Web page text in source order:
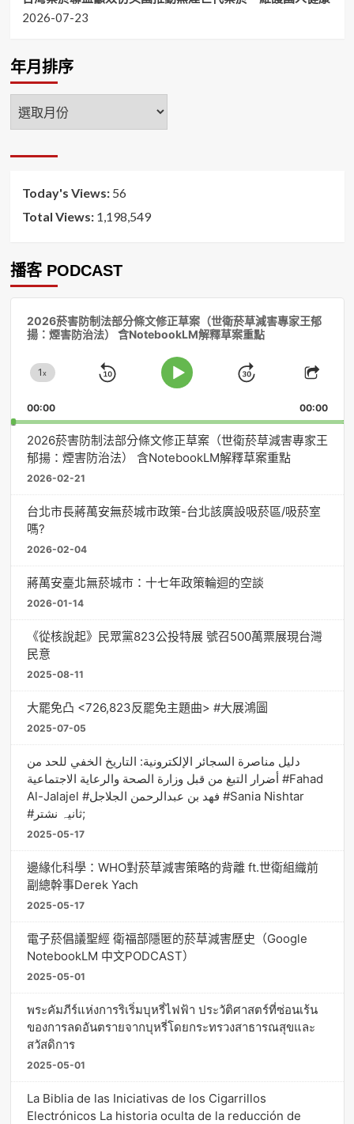
2026-07-23
年月排序
年
月
序
Today's Views: 56
Total Views: 1,198,549
播客 PODCAST
2026菸害防制法部分條文修正草案（世衛菸草減害專家王郁
揚：煙害防治法） 含NotebookLM解釋草案重點
Change
Rate
1x
Skip
Play
Jump
Forward
Share
00:00 00:00
2026菸害防制法部分條文修正草案（世衛菸草減害專家王
郁揚：煙害防治法） 含NotebookLM解釋草案重點
2026-02-21
台北市長蔣萬安無菸城市政策-台北該廣設吸菸區/吸菸室
嗎?
2026-02-04
蔣萬安臺北無菸城市：十七年政策輪迴的空談
2026-01-14
《從核說起》民眾黨823公投特展 號召500萬票展現台灣
民意
2025-08-11
大罷免凸 <726,823反罷免主題曲> #大展鴻圖
2025-07-05
دليل مناصرة السجائر الإلكترونية: التاريخ الخفي للحد من
أضرار التبغ من قبل وزارة الصحة والرعاية الاجتماعية #Fahad
Al-Jalajel #فهد بن عبدالرحمن الجلاجل #Sania Nishtar
#ثانیہ نشتر;
2025-05-17
邊緣化科學：WHO對菸草減害策略的背離 ft.世衛組織前
副總幹事Derek Yach
2025-05-17
電子菸倡議聖經 衛福部隱匿的菸草減害歷史（Google
NotebookLM 中文PODCAST）
2025-05-01
พระคัมภีร์แห่งการริเริ่มบุหรี่ไฟฟ้า ประวัติศาสตร์ที่ซ่อนเร้น
ของการลดอันตรายจากบุหรี่โดยกระทรวงสาธารณสุขและ
สวัสดิการ
2025-05-01
La Biblia de las Iniciativas de los Cigarrillos
Electrónicos La historia oculta de la reducción de